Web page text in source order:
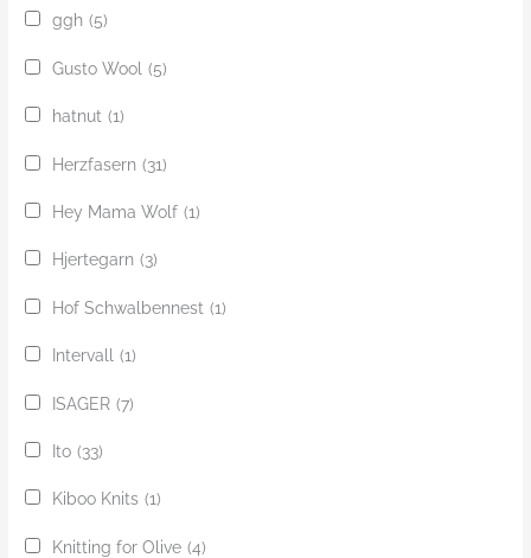
ggh (5)
Gusto Wool (5)
hatnut (1)
Herzfasern (31)
Hey Mama Wolf (1)
Hjertegarn (3)
Hof Schwalbennest (1)
Intervall (1)
ISAGER (7)
Ito (33)
Kiboo Knits (1)
Knitting for Olive (4)